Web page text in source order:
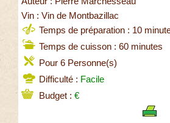
Vin : Vin de Montbazillac
Temps de préparation : 10
Temps de cuisson : 60 minutes
Pour 6 Personne(s)
Difficulté : Facile
Budget : €